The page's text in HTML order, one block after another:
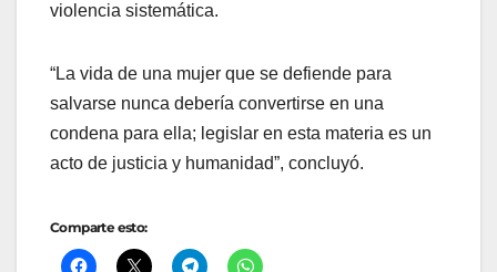
violencia sistemática.
“La vida de una mujer que se defiende para
salvarse nunca debería convertirse en una
condena para ella; legislar en esta materia es un
acto de justicia y humanidad”, concluyó.
Comparte esto: